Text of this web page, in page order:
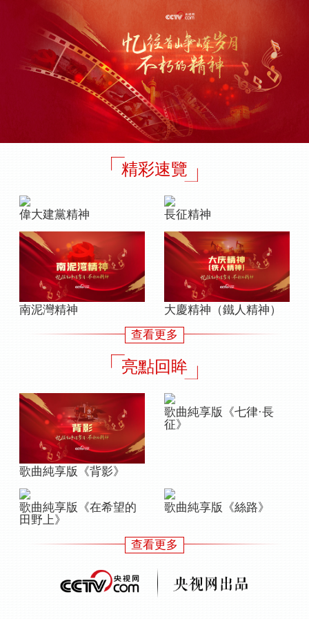
精彩速覽
偉大建黨精神 長征精神
南泥灣精神
大慶精神（鐵人精神）
查看更多
亮點回眸
歌曲純享版《背影》
歌曲純享版《七律·長
征》
歌曲純享版《在希望的
田野上》
歌曲純享版《絲路》
查看更多